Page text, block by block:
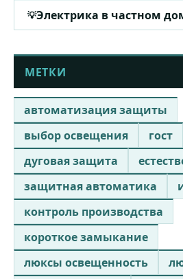
Электрика в частном
МЕТКИ
автоматизация защиты
выбор освещения
гост
дуговая защита
защитная автоматика
контроль производства
короткое замыкание
люксы освещенность